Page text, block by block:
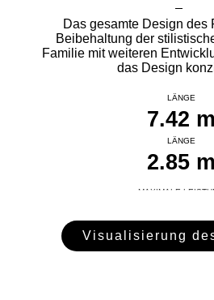
Das gesamte Design des
Beibehaltung der
Familie mit weiteren
das Design
LÄNGE
7.42 m
LÄNGE
2.85 m
250
Visualisierung